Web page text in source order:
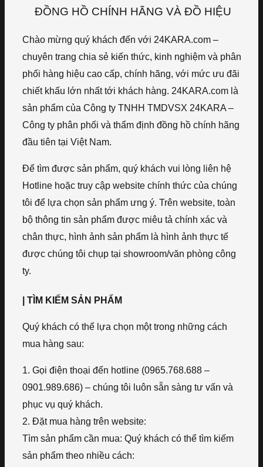
ĐỒNG HỒ CHÍNH HÃNG VÀ ĐỒ HIỆU
Chào mừng quý khách đến với 24KARA.com –
chuyên trang chia sẻ kiến thức, kinh nghiệm và phân
phối hàng hiệu cao cấp, chính hãng, với mức ưu đãi
chiết khấu lớn nhất tới khách hàng. 24KARA.com là
sản phẩm của Công ty TNHH TMDVSX 24KARA –
Công ty phân phối và thẩm định đồng hồ chính hãng
đầu tiên tại Việt Nam.
Để tìm được sản phẩm, quý khách vui lòng liên hệ
Hotline hoặc truy cập website chính thức của chúng
tôi để lựa chọn sản phẩm ưng ý. Trên website, toàn
bộ thông tin sản phẩm được miêu tả chính xác và
chân thực, hình ảnh sản phẩm là hình ảnh thực tế
được chúng tôi chụp tại showroom/văn phòng công
ty.
| TÌM KIẾM SẢN PHẨM
Quý khách có thể lựa chọn một trong những cách
mua hàng sau:
1. Gọi điện thoại đến hotline (0965.768.688 –
0901.989.686) – chúng tôi luôn sẵn sàng tư vấn và
phục vụ quý khách.
2. Đặt mua hàng trên website:
Tìm sản phẩm cần mua: Quý khách có thể tìm kiếm
sản phẩm theo nhiều cách: